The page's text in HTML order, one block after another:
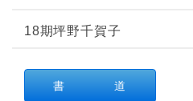
18期坪野千賀子
書 道